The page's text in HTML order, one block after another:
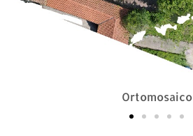
Ortomosaico